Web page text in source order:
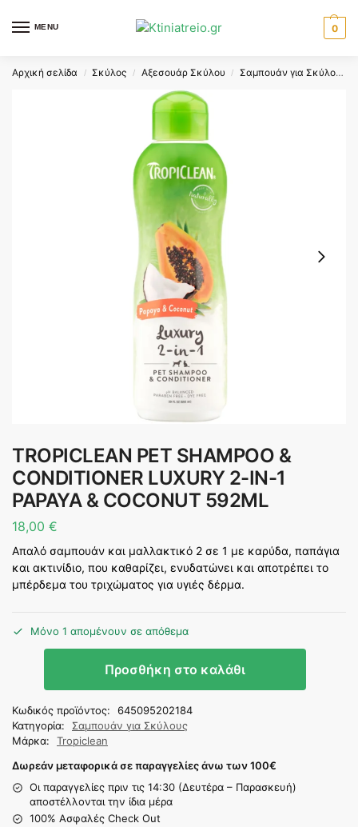
MENU 0
Αρχική σελίδα / Σκύλος / Αξεσουάρ Σκύλου / Σαμπουάν για Σκύλους
TROPICLEAN PET SHAMPOO &
CONDITIONER LUXURY 2-IN-1
PAPAYA & COCONUT 592ML
18,00 €
Απαλό σαμπουάν και μαλλακτικό 2 σε 1 με καρύδα, παπάγια
και ακτινίδιο, που καθαρίζει, ενυδατώνει και αποτρέπει το
μπέρδεμα του τριχώματος για υγιές δέρμα.
Μόνο 1 απομένουν σε απόθεμα
Προσθήκη στο καλάθι
Κωδικός προϊόντος:
645095202184
Κατηγορία:
Σαμπουάν για Σκύλους
Μάρκα:
Tropiclean
Δωρεάν μεταφορικά σε παραγγελίες άνω των 100€
Οι παραγγελίες πριν τις 14:30 (Δευτέρα – Παρασκευή)
αποστέλλονται την ίδια μέρα
100% Ασφαλές Check Out